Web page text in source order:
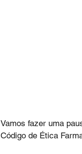
Vamos fazer uma
Código de Ética